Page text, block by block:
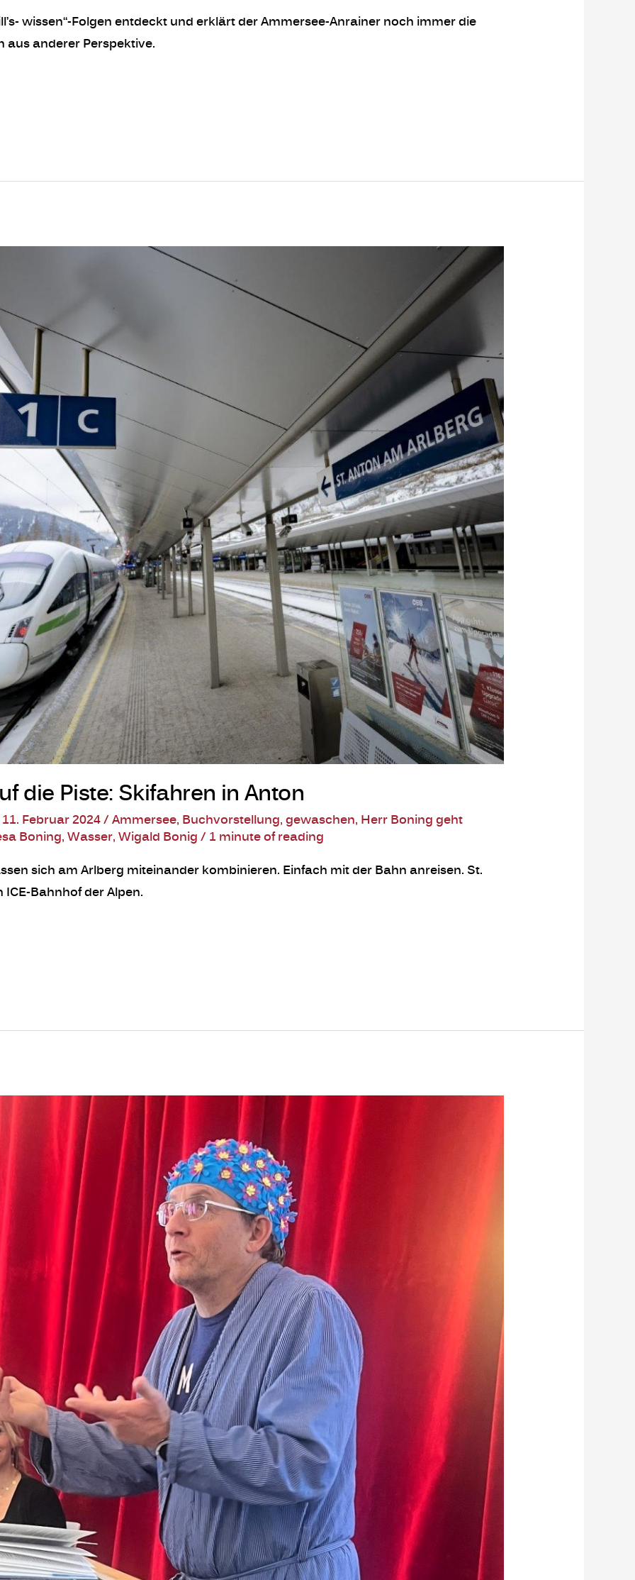
wissen“-Folgen entdeckt und erklärt der Ammersee-Anrainer noch immer die
aus anderer Perspektive.
die Piste: Skifahren in Anton
11. Februar 2024/Ammersee, Buchvorstellung,gewaschen, Herr Boning geht
Boning,Wasser,Wigald Bonig/1 minute of reading
sich am Arlberg miteinander kombinieren. Einfach mit der Bahn anreisen. St.
Bahnhof der Alpen.